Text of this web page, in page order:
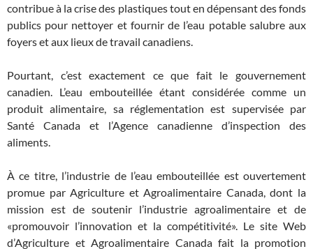
contribue à la crise des plastiques tout en dépensant des fonds
publics pour nettoyer et fournir de l’eau potable salubre aux
foyers et aux lieux de travail canadiens.
Pourtant, c’est exactement ce que fait le gouvernement
canadien. L’eau embouteillée étant considérée comme un
produit alimentaire, sa réglementation est supervisée par
Santé Canada et l’Agence canadienne d’inspection des
aliments.
À ce titre, l’industrie de l’eau embouteillée est ouvertement
promue par Agriculture et Agroalimentaire Canada, dont la
mission est de soutenir l’industrie agroalimentaire et de
«promouvoir l’innovation et la compétitivité». Le site Web
d’Agriculture et Agroalimentaire Canada fait la promotion